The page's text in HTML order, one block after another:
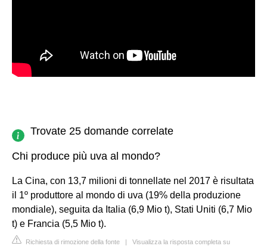
Trovate 25 domande correlate
Chi produce più uva al mondo?
La Cina, con 13,7 milioni di tonnellate nel 2017 è risultata
il 1º produttore al mondo di uva (19% della produzione
mondiale), seguita da Italia (6,9 Mio t), Stati Uniti (6,7 Mio
t) e Francia (5,5 Mio t).
Richiesta di rimozione della fonte | Visualizza la risposta completa su